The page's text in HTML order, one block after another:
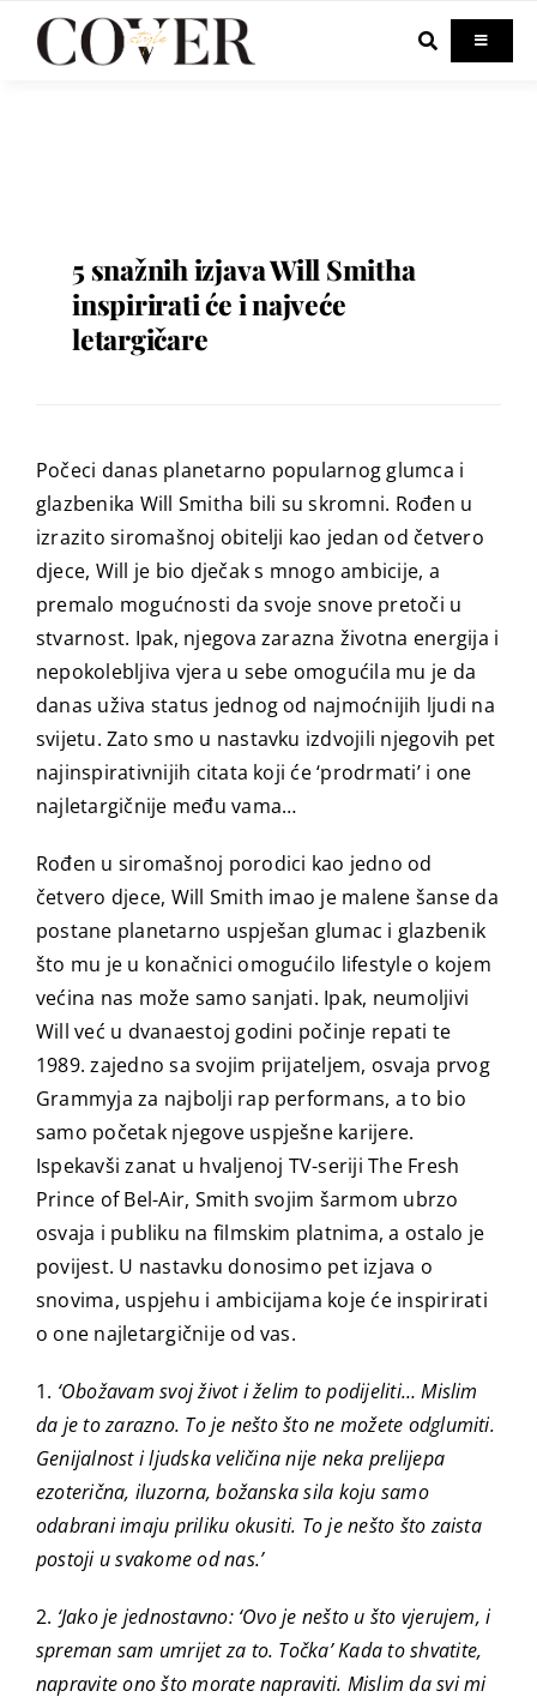
Toggle
Out & About
5 snažnih izjava Will Smitha
inspirirati će i najveće
letargičare
Počeci danas planetarno popularnog glumca i
glazbenika Will Smitha bili su skromni. Rođen u
izrazito siromašnoj obitelji kao jedan od četvero
djece, Will je bio dječak s mnogo ambicije, a
premalo mogućnosti da svoje snove pretoči u
stvarnost. Ipak, njegova zarazna životna energija i
nepokolebljiva vjera u sebe omogućila mu je da
danas uživa status jednog od najmoćnijih ljudi na
svijetu. Zato smo u nastavku izdvojili njegovih pet
najinspirativnijih citata koji će ‘prodrmati’ i one
najletargičnije među vama…
Rođen u siromašnoj porodici kao jedno od
četvero djece, Will Smith imao je malene šanse da
postane planetarno uspješan glumac i glazbenik
što mu je u konačnici omogućilo lifestyle o kojem
većina nas može samo sanjati. Ipak, neumoljivi
Will već u dvanaestoj godini počinje repati te
1989. zajedno sa svojim prijateljem, osvaja prvog
Grammyja za najbolji rap performans, a to bio
samo početak njegove uspješne karijere.
Ispekavši zanat u hvaljenoj TV-seriji The Fresh
Prince of Bel-Air, Smith svojim šarmom ubrzo
osvaja i publiku na filmskim platnima, a ostalo je
povijest. U nastavku donosimo pet izjava o
snovima, uspjehu i ambicijama koje će inspirirati
o one najletargičnije od vas.
1. ‘Obožavam svoj život i želim to podijeliti… Mislim
da je to zarazno. To je nešto što ne možete odglumiti.
Genijalnost i ljudska veličina nije neka prelijepa
ezoterična, iluzorna, božanska sila koju samo
odabrani imaju priliku okusiti. To je nešto što zaista
postoji u svakome od nas.’
2. ‘Jako je jednostavno: ‘Ovo je nešto u što vjerujem, i
spreman sam umrijet za to. Točka’ Kada to shvatite,
napravite ono što morate napraviti. Mislim da svi mi